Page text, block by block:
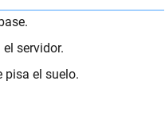
servidor.
pisa el suelo.